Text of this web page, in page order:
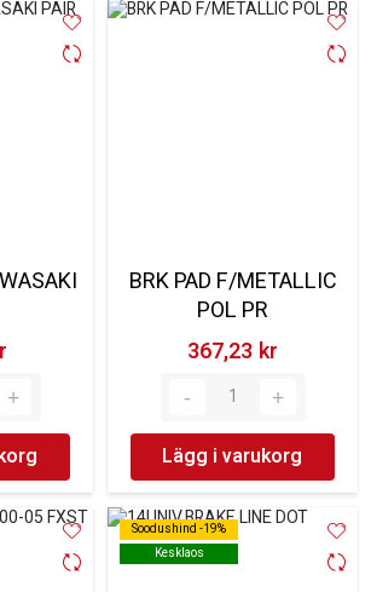
BRK PAD F/METALLIC
POL PR
367,23 kr‎
Lägg i varukorg
Soodushind -19%
Kesklaos
Soodushind -19%
Kesklaos